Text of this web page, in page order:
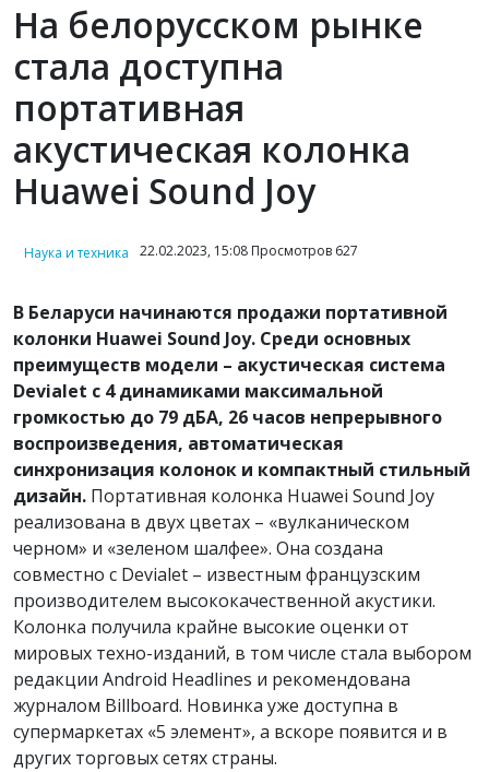
На белорусском рынке
стала доступна
портативная
акустическая колонка
Huawei Sound Joy
Наука и техника 22.02.2023, 15:08 Просмотров 627
В Беларуси начинаются продажи портативной
колонки Huawei Sound Joy. Среди основных
преимуществ модели – акустическая система
Devialet с 4 динамиками максимальной
громкостью до 79 дБА, 26 часов непрерывного
воспроизведения, автоматическая
синхронизация колонок и компактный стильный
дизайн. Портативная колонка Huawei Sound Joy
реализована в двух цветах – «вулканическом
черном» и «зеленом шалфее». Она создана
совместно с Devialet – известным французским
производителем высококачественной акустики.
Колонка получила крайне высокие оценки от
мировых техно-изданий, в том числе стала выбором
редакции Android Headlines и рекомендована
журналом Billboard. Новинка уже доступна в
супермаркетах «5 элемент», а вскоре появится и в
других торговых сетях страны.